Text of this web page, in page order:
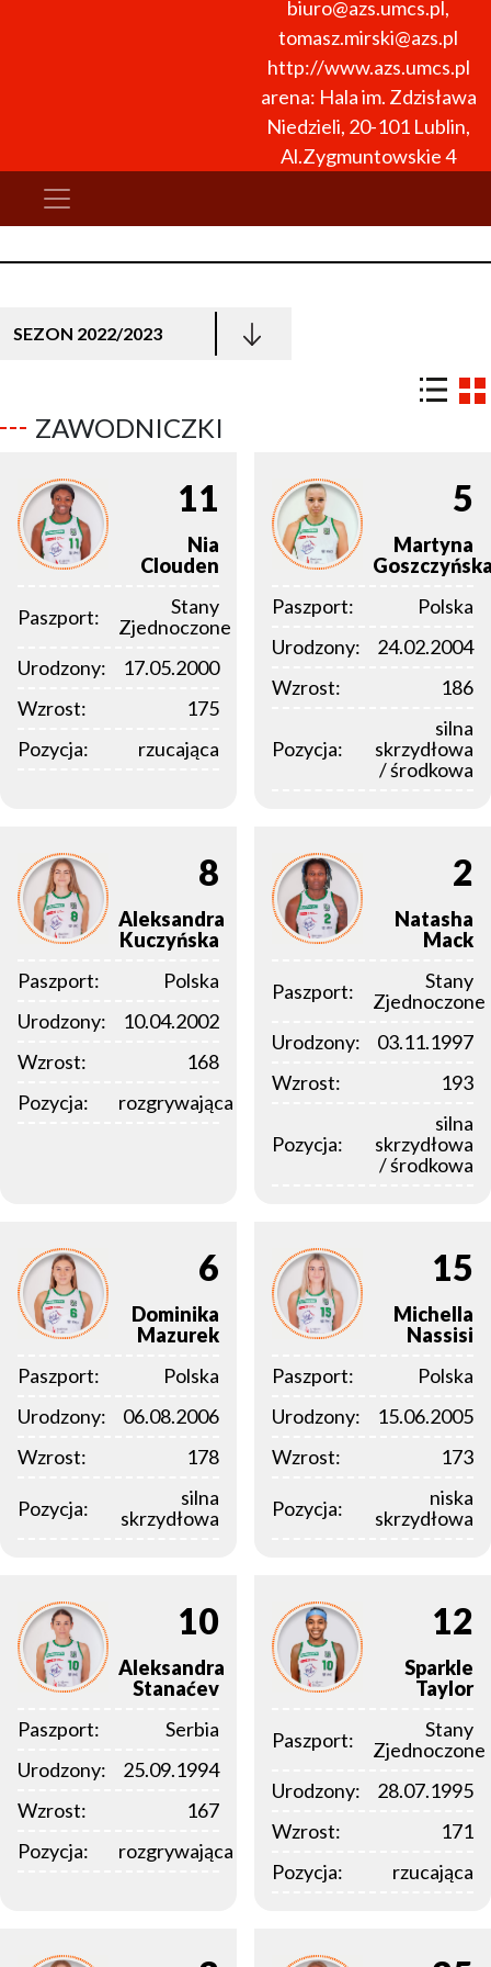
biuro@azs.umcs.pl,
tomasz.mirski@azs.pl
http://www.azs.umcs.pl
arena: Hala im. Zdzisława
Niedzieli, 20-101 Lublin,
Al.Zygmuntowskie 4
SEZON 2022/2023
ZAWODNICZKI
11
Nia
Clouden
Paszport:
Stany
Zjednoczone
Urodzony:
17.05.2000
Wzrost:
175
Pozycja:
rzucająca
5
Martyna
Paszport:
Polska
Urodzony:
24.02.2004
Wzrost:
186
Pozycja:
silna
skrzydłowa
/ środkowa
8
Aleksandra
Kuczyńska
Paszport:
Polska
Urodzony:
10.04.2002
Wzrost:
168
Pozycja:
rozgrywająca
2
Natasha
Mack
Paszport:
Stany
Zjednoczone
Urodzony:
03.11.1997
Wzrost:
193
Pozycja:
silna
skrzydłowa
/ środkowa
6
Dominika
Mazurek
Paszport:
Polska
Urodzony:
06.08.2006
Wzrost:
178
Pozycja:
silna
skrzydłowa
15
Michella
Nassisi
Paszport:
Polska
Urodzony:
15.06.2005
Wzrost:
173
Pozycja:
niska
skrzydłowa
10
Aleksandra
Stanaćev
Paszport:
Serbia
Urodzony:
25.09.1994
Wzrost:
167
Pozycja:
rozgrywająca
12
Sparkle
Taylor
Paszport:
Stany
Zjednoczone
Urodzony:
28.07.1995
Wzrost:
171
Pozycja:
rzucająca